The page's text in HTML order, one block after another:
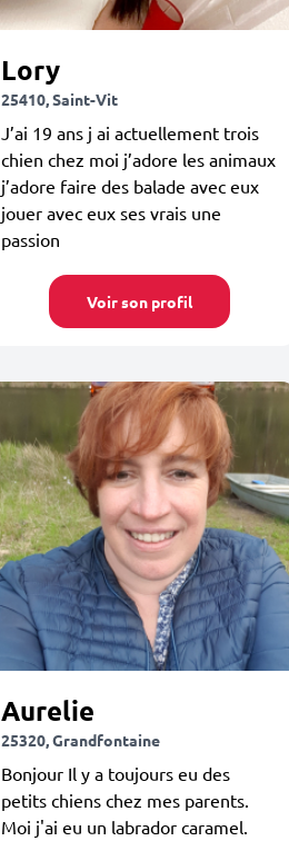
Lory
25410, Saint-Vit
J’ai 19 ans j ai actuellement trois
chien chez moi j’adore les animaux
j’adore faire des balade avec eux
jouer avec eux ses vrais une
passion
Voir son profil
Aurelie
25320, Grandfontaine
Bonjour Il y a toujours eu des
petits chiens chez mes parents.
Moi j'ai eu un labrador caramel.